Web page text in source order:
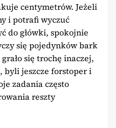
centymetrów. Jeżeli
i potrafi wyczuć
do główki, spokojnie
się pojedynków bark
się trochę inaczej,
byli jeszcze forstoper i
zadania często
reszty